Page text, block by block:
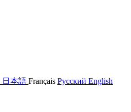
日本語 Français Русский English